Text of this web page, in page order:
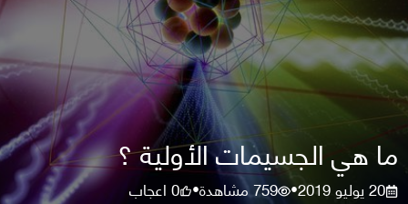
ما هي الجسيمات الأولية ؟
20 يوليو 2019 •
759مشاهدة•
0اعجاب